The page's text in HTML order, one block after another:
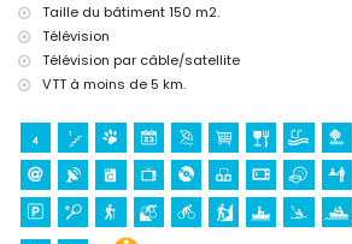
Taille du bâtiment 150 m2.
Télévision
Télévision par câble/satellite
VTT à moins de 5 km.